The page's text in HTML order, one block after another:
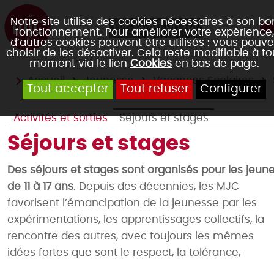
Notre site utilise des cookies nécessaires à son
fonctionnement. Pour améliorer votre expérience,
d’autres cookies peuvent être utilisés : vous
choisir de les désactiver. Cela reste modifiable à
moment via le lien Cookies en bas de page.
Tout accepter Tout refuser Configurer
04 78 45 90 54
Accueil Jeunesse Vacances Scolaires
Activités et sorties Séjours et stages
Séjours et stages
Des séjours et stages sont organisés pour les
de 11 à 17 ans. Depuis des décennies, les MJC
favorisent l’émancipation de la jeunesse par les
expérimentations, les apprentissages collectifs, la
rencontre des autres, avec toujours les mêmes
idées fortes que sont le respect, la tolérance,